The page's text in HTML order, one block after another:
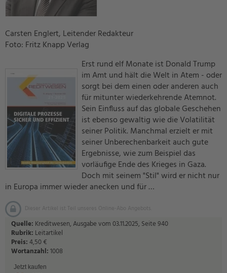
Carsten Englert, Leitender Redakteur
Foto: Fritz Knapp Verlag
Erst rund elf Monate ist Donald Trump
im Amt und hält die Welt in Atem - oder
sorgt bei dem einen oder anderen auch
für mitunter wiederkehrende Atemnot.
Sein Einfluss auf das globale Geschehen
ist ebenso gewaltig wie die Volatilität
seiner Politik. Manchmal erzielt er mit
seiner Unberechenbarkeit auch gute
Ergebnisse, wie zum Beispiel das
vorläufige Ende des Krieges in Gaza.
Doch mit seinem "Stil" wird er nicht nur
in Europa immer wieder anecken und für …
Dieser Artikel ist Teil unseres Online-Abo Angebots.
Quelle: Kreditwesen, Ausgabe vom 03.11.2025, Seite 940
Rubrik: Leitartikel
Preis:4,50 €
Wortanzahl:1008
Jetzt kaufen